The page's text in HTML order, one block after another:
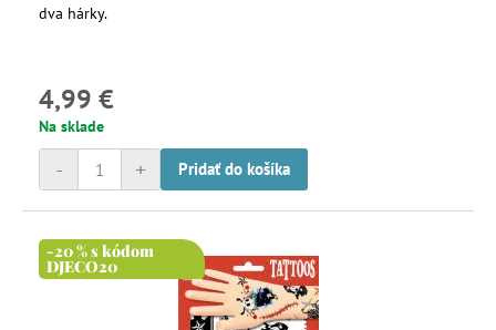
dva hárky.
4,99 €
Na sklade
+
- Pridať do košíka
-20 % s kódom
DJECO20